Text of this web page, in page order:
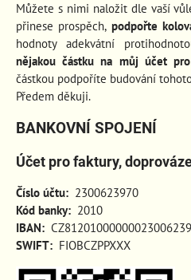
Můžete s nimi naložit dle vaší
přinese prospěch, podpořte
hodnoty adekvátní
nějakou částku na můj účet
částkou podpoříte budování
Předem děkuji.
BANKOVNÍ SPOJENÍ
Účet pro faktury,
Číslo účtu: 2300623970
Kód banky: 2010
IBAN:
SWIFT: FIOBCZPPXXX